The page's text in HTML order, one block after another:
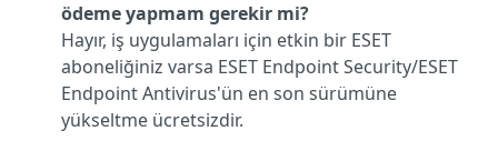
ödeme yapmam gerekir mi?
Hayır, iş uygulamaları için etkin bir ESET
aboneliğiniz varsa ESET Endpoint Security/ESET
Endpoint Antivirus'ün en son sürümüne
yükseltme ücretsizdir.